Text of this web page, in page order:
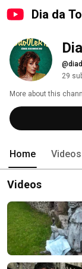
Dia da
29
More about this
Home Videos
Videos